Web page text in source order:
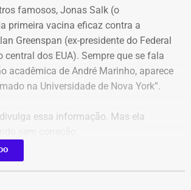
famosos, Jonas Salk (o
primeira vacina eficaz contra a
lan Greenspan (ex-presidente do Federal
central dos EUA). Sempre que se fala
acadêmica de André Marinho, aparece
na Universidade de Nova York”.
essa informação. Mas ela
de campanha, não há